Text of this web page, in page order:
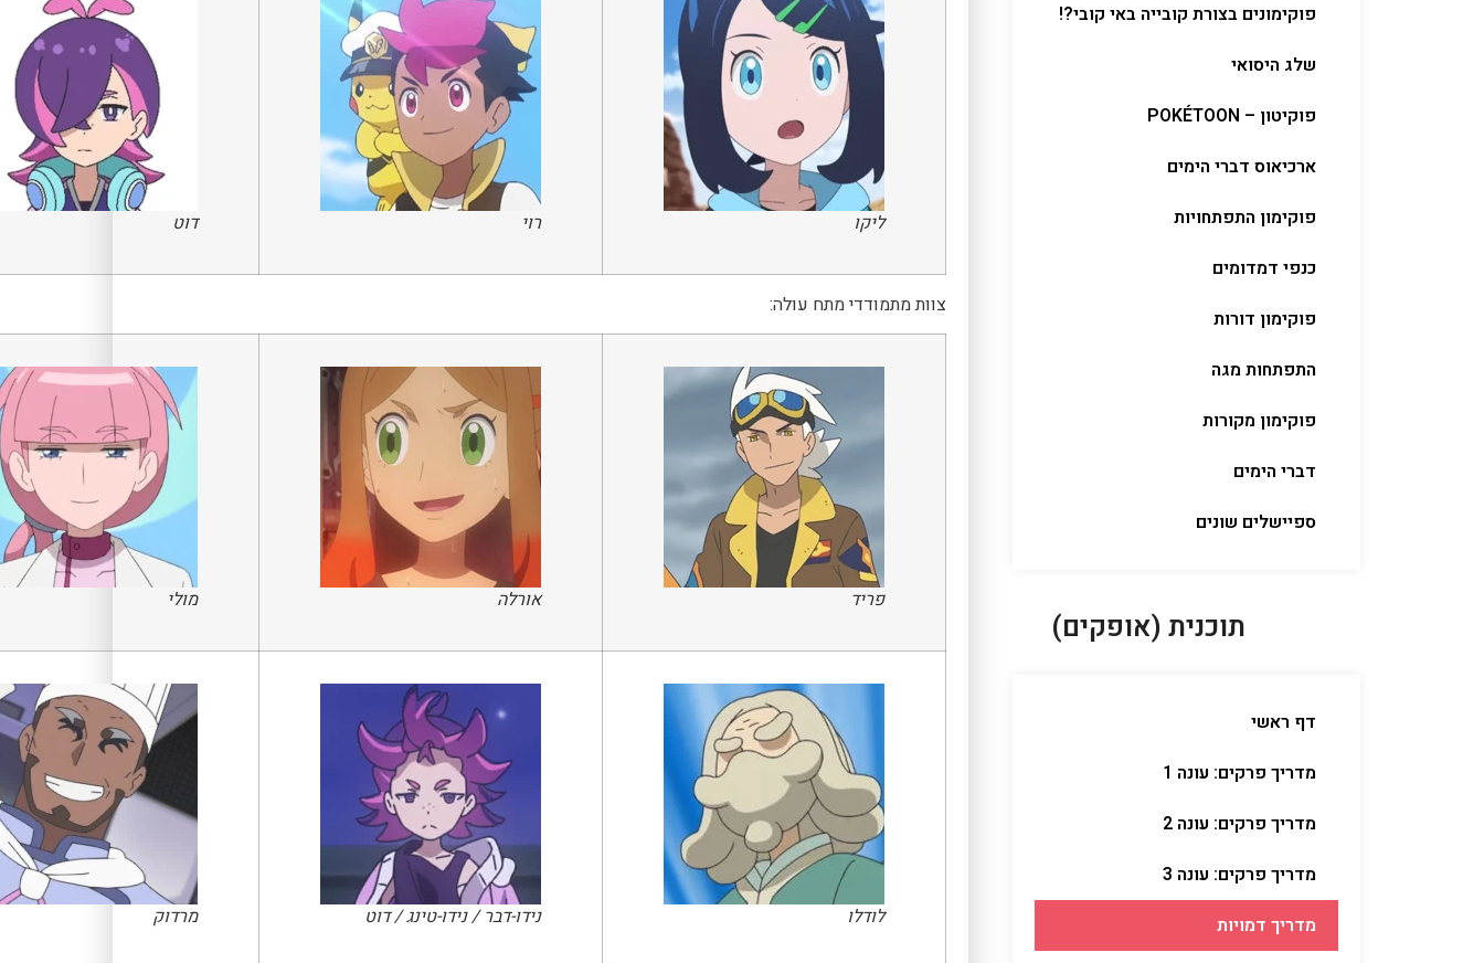
פוקימונים בצורת קובייה באי קובי?!
שלג היסואי
פוקיטון – POKÉTOON
ארכיאוס דברי הימים
פוקימון התפתחויות
כנפי דמדומים
פוקימון דורות
התפתחות מגה
פוקימון מקורות
דברי הימים
ספיישלים שונים
תוכנית (אופקים)
דף ראשי
מדריך פרקים: עונה 1
מדריך פרקים: עונה 2
מדריך פרקים: עונה 3
מדריך דמויות
ליקו רוי דוט
צוות מתמודדי מתח עולה:
פריד אורלה מולי
לודלו נידו-דבר / נידו-טינג / דוט מרדוק